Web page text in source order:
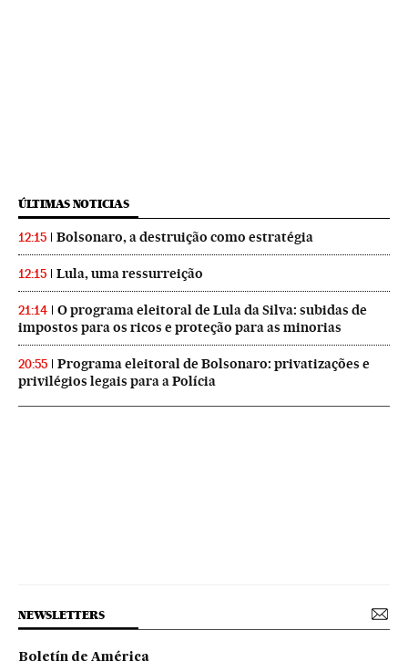
ÚLTIMAS NOTICIAS
12:15 Bolsonaro, a destruição como estratégia
12:15 Lula, uma ressurreição
21:14
O programa eleitoral de Lula da Silva: subidas de
impostos para os ricos e proteção para as minorias
20:55
Programa eleitoral de Bolsonaro: privatizações e
privilégios legais para a Polícia
NEWSLETTERS
Boletín de América